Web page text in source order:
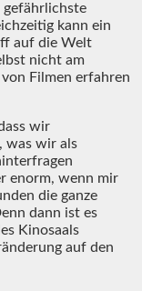
gefährlichste
kann ein
auf die Welt
nicht am
Filmen erfahren
wir
was wir als
enorm, wenn mir
die ganze
dann ist es
Kinosaals
auf den